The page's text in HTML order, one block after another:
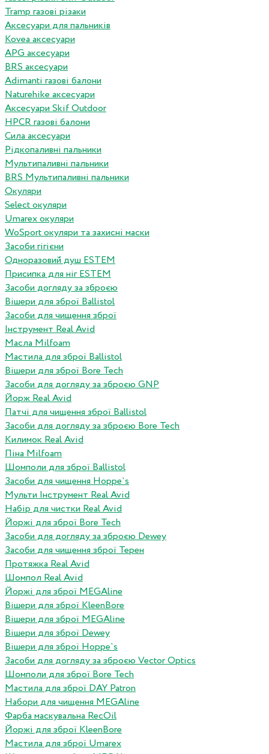
Tramp газові різаки
Аксесуари для пальників
Kovea аксесуари
APG аксесуари
BRS аксесуари
Adimanti газові балони
Naturehike аксесуари
Аксесуари Skif Outdoor
HPCR газові балони
Сила аксесуари
Рідкопаливні пальники
Мультипаливні пальники
BRS Мультипаливні пальники
Окуляри
Select окуляри
Umarex окуляри
WoSport окуляри та захисні маски
Засоби гігієни
Одноразовий душ ESTEM
Присипка для ніг ESTEM
Засоби догляду за зброєю
Вішери для зброї Ballistol
Засоби для чищення зброї
Інструмент Real Avid
Масла Milfoam
Мастила для зброї Ballistol
Вішери для зброї Bore Tech
Засоби для догляду за зброєю GNP
Йорж Real Avid
Патчі для чищення зброї Ballistol
Засоби для догляду за зброєю Bore Tech
Килимок Real Avid
Піна Milfoam
Шомполи для зброї Ballistol
Засоби для чищення Hoppe`s
Мульти Інструмент Real Avid
Набір для чистки Real Avid
Йоржі для зброї Bore Tech
Засоби для догляду за зброєю Dewey
Засоби для чищення зброї Терен
Протяжка Real Avid
Шомпол Real Avid
Йоржі для зброї MEGAline
Вішери для зброї KleenBore
Вішери для зброї MEGAline
Вішери для зброї Dewey
Вішери для зброї Hoppe`s
Засоби для догляду за зброєю Vector Optics
Шомполи для зброї Bore Tech
Мастила для зброї DAY Patron
Набори для чищення MEGAline
Фарба маскувальна RecOil
Йоржі для зброї KleenBore
Мастила для зброї Umarex